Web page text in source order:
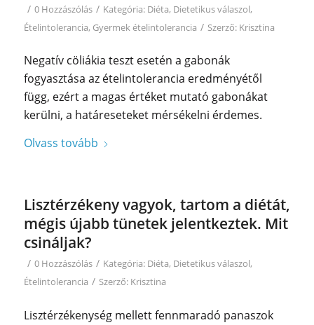
/ 0 Hozzászólás / Kategória: Diéta, Dietetikus válaszol,
Ételintolerancia, Gyermek ételintolerancia / Szerző: Krisztina
Negatív cöliákia teszt esetén a gabonák
fogyasztása az ételintolerancia eredményétől
függ, ezért a magas értéket mutató gabonákat
kerülni, a határeseteket mérsékelni érdemes.
Olvass tovább
Lisztérzékeny vagyok, tartom a diétát,
mégis újabb tünetek jelentkeztek. Mit
csináljak?
/ 0 Hozzászólás / Kategória: Diéta, Dietetikus válaszol,
Ételintolerancia / Szerző: Krisztina
Lisztérzékenység mellett fennmaradó panaszok